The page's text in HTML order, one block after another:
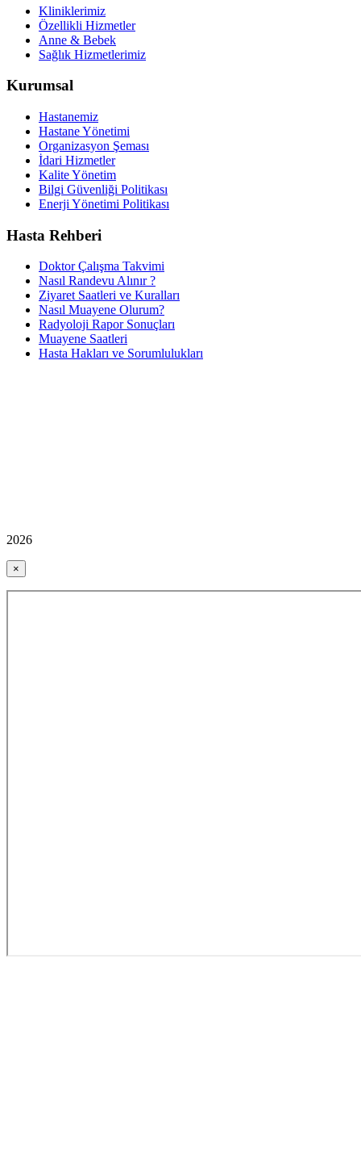
Kliniklerimiz
Özellikli Hizmetler
Anne & Bebek
Sağlık Hizmetlerimiz
Kurumsal
Hastanemiz
Hastane Yönetimi
Organizasyon Şeması
İdari Hizmetler
Kalite Yönetim
Bilgi Güvenliği Politikası
Enerji Yönetimi Politikası
Hasta Rehberi
Doktor Çalışma Takvimi
Nasıl Randevu Alınır ?
Ziyaret Saatleri ve Kuralları
Nasıl Muayene Olurum?
Radyoloji Rapor Sonuçları
Muayene Saatleri
Hasta Hakları ve Sorumlulukları
2026
×